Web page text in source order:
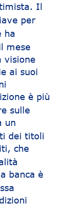
Il
per
ha
mese
visione
ai suoi
è più
sulle
un
dei titoli
che
banca è